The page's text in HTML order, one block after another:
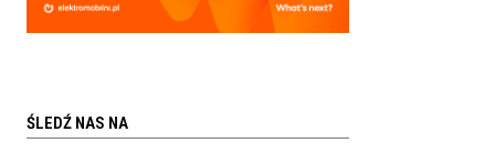
ŚLEDŹ NAS NA